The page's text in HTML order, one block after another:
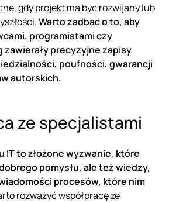
gdy projekt ma być rozwijany lub
Warto zadbać o to, aby
programistami czy
zawierały precyzyjne zapisy
poufności, gwarancji
autorskich.
ze specjalistami
IT to złożone wyzwanie, które
pomysłu, ale też wiedzy,
procesów, które nim
rozważyć współpracę ze